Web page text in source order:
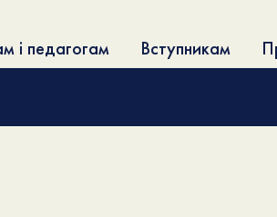
і педагогам Вступникам